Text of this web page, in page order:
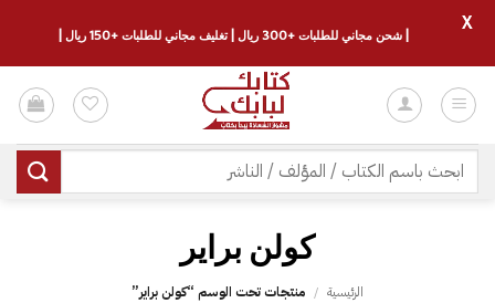
للمحتوى
البحث
عن:
كولن براير
الرئيسية / منتجات تحت الوسم “كولن براير”
| شحن مجاني للطلبات +300 ريال | تغليف مجاني للطلبات +150 ريال |
X